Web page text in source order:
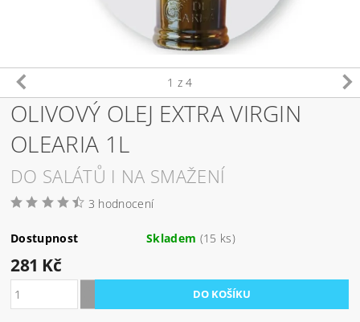
1 z 4
OLIVOVÝ OLEJ EXTRA VIRGIN
OLEARIA 1L
DO SALÁTŮ I NA SMAŽENÍ
3 hodnocení
Dostupnost Skladem (15 ks)
281 Kč